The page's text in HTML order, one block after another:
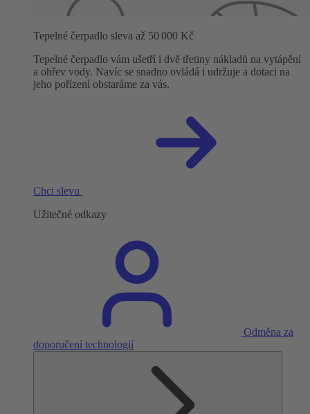
Tepelné čerpadlo sleva až 50 000 Kč
Tepelné čerpadlo vám ušetří i dvě třetiny nákladů na vytápění
a ohřev vody. Navíc se snadno ovládá i udržuje a dotaci na
jeho pořízení obstaráme za vás.
Chci slevu
Užitečné odkazy
Odměna za
doporučení technologií